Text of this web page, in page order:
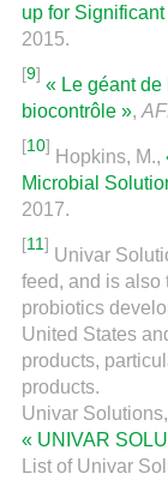
up for
2015.
[9]
« Le géant de
biocontrôle »,
[10]
Hopkins, M.,
Microbial
2017.
[11]
Univar
feed, and is also
probiotics
United States
products,
products.
Univar Solutions,
« UNIVAR
List of Univar